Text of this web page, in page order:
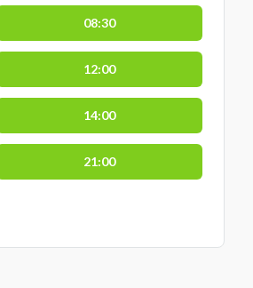
08:30
12:00
14:00
21:00